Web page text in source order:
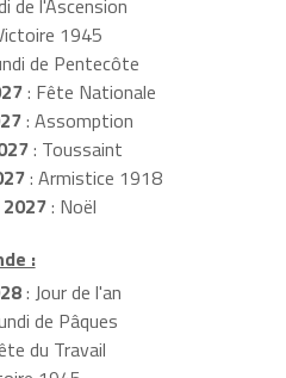
1945
de Pentecôte
: Fête Nationale
: Assomption
: Toussaint
: Armistice 1918
: Noël
:
: Jour de l'an
de Pâques
du Travail